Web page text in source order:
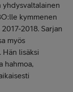
yhdysvaltalainen
kymmenen
2018. Sarjan
myös
Hän lisäksi
hahmoa,